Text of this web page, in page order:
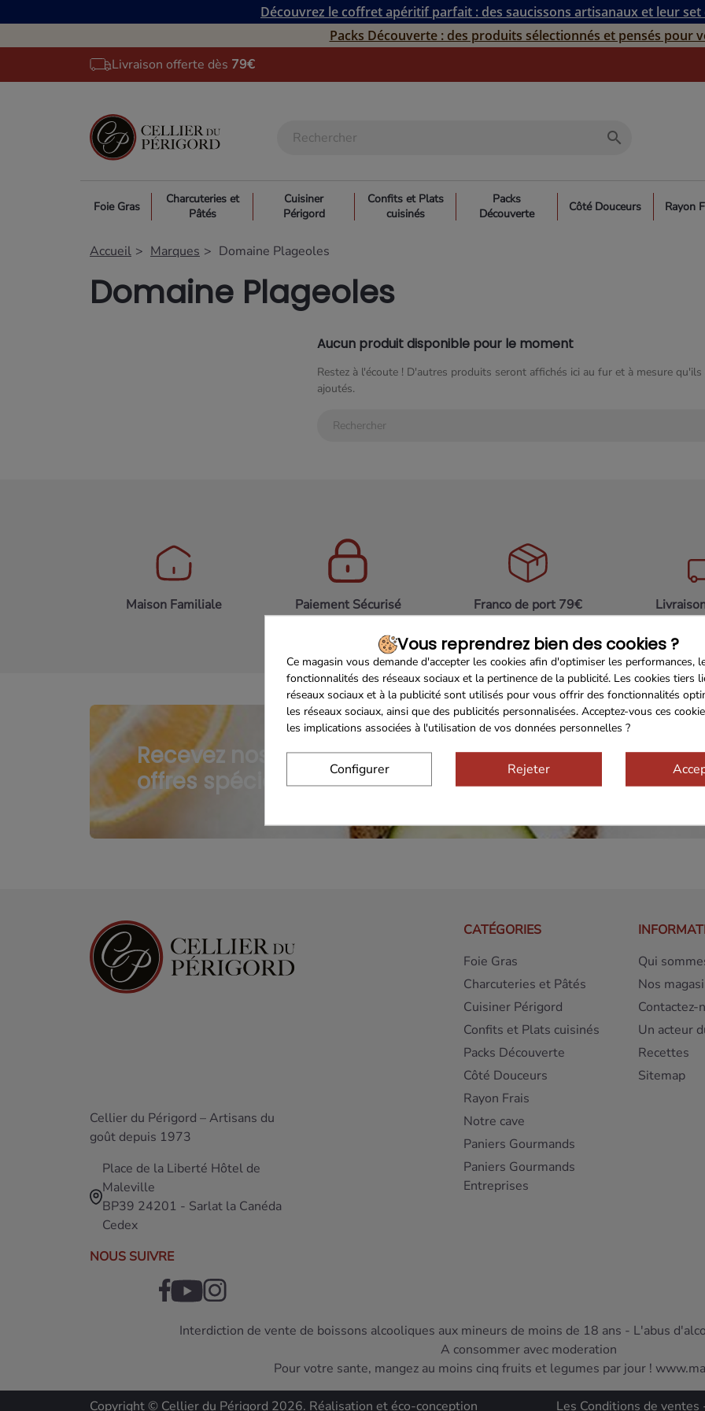
Découvrez le coffret apéritif parfait : des saucissons artisanaux et leur
Packs Découverte : des produits sélectionnés et pensés pour
Livraison offerte dès 79€
search
Foie Gras
Charcuteries et
Pâtés
Cuisiner
Périgord
Confits et Plats
cuisinés
Packs
Découverte
Côté Douceurs Rayon
Accueil Marques Domaine Plageoles
Domaine Plageoles
Aucun produit disponible pour le moment
Restez à l'écoute ! D'autres produits seront affichés ici au fur et à mesure
ajoutés.
Maison Familiale Paiement Sécurisé Franco de port 79€
Recevez nos
offres spéciales
Cellier du Périgord – Artisans du
goût depuis 1973
Place de la Liberté Hôtel de
Maleville
BP39 24201 - Sarlat la Canéda
Cedex
NOUS SUIVRE
CATÉGORIES
Foie Gras
Charcuteries et Pâtés
Cuisiner Périgord
Confits et Plats cuisinés
Packs Découverte
Côté Douceurs
Rayon Frais
Notre cave
Paniers Gourmands
Paniers Gourmands
Entreprises
Qui
Nos
Contactez-
Un acteur
Recettes
Sitemap
Interdiction de vente de boissons alcooliques aux mineurs de moins de 18 ans - L'abus
A consommer avec moderation
Pour votre sante, mangez au moins cinq fruits et legumes par jour !
Copyright © Cellier du Périgord 2026. Réalisation et éco-conception Les Conditions de ventes
Vous reprendrez bien des cookies ?
Ce magasin vous demande d'accepter les cookies afin d'optimiser les performances,
fonctionnalités des réseaux sociaux et la pertinence de la publicité. Les cookies tiers
réseaux sociaux et à la publicité sont utilisés pour vous offrir des fonctionnalités
les réseaux sociaux, ainsi que des publicités personnalisées. Acceptez-vous ces
les implications associées à l'utilisation de vos données personnelles ?
Configurer Rejeter